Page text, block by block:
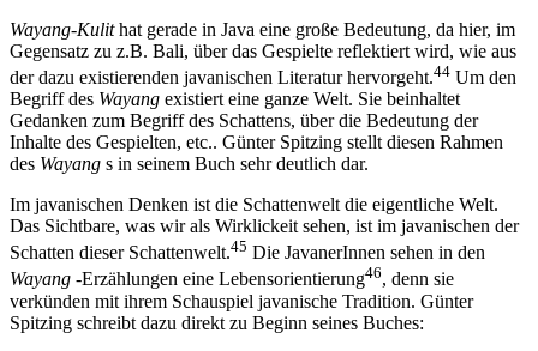
Wayang-Kulithat gerade in Java eine große Bedeutung, da hier, im
Gegensatz zu z.B. Bali, über das Gespielte reflektiert wird, wie aus
der dazu existierenden javanischen Literatur hervorgeht.44 Um den
Begriff des Wayang existiert eine ganze Welt. Sie beinhaltet
Gedanken zum Begriff des Schattens, über die Bedeutung der
Inhalte des Gespielten, etc.. Günter Spitzing stellt diesen Rahmen
des Wayang s in seinem Buch sehr deutlich dar.
Im javanischen Denken ist die Schattenwelt die eigentliche Welt.
Das Sichtbare, was wir als Wirklickeit sehen, ist im javanischen der
Schatten dieser Schattenwelt.45 Die JavanerInnen sehen in den
Wayang -Erzählungen eine Lebensorientierung46, denn sie
verkünden mit ihrem Schauspiel javanische Tradition. Günter
Spitzing schreibt dazu direkt zu Beginn seines Buches: